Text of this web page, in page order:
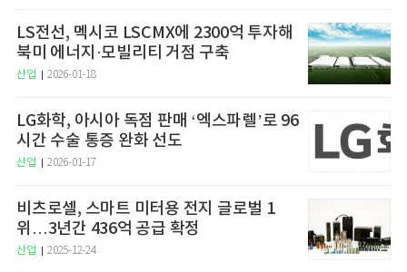
LS전선, 멕시코 LSCMX에 2300억 투자해
북미 에너지·모빌리티 거점 구축
산업 2026-01-18
LG화학, 아시아 독점 판매 ‘엑스파렐’로 96
시간 수술 통증 완화 선도
산업 2026-01-17
비츠로셀, 스마트 미터용 전지 글로벌 1
위…3년간 436억 공급 확정
산업 2025-12-24